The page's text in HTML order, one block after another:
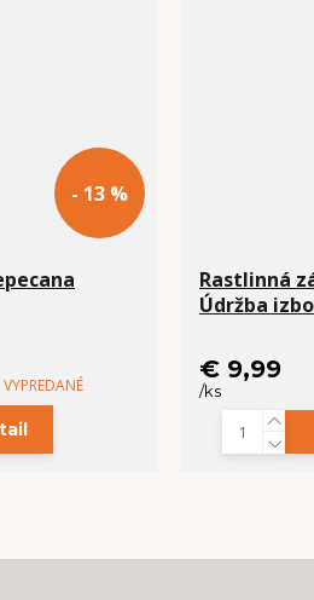
- 13 %
VYPREDANÉ
Rastlinná
Údržba
€ 9,99
/ks